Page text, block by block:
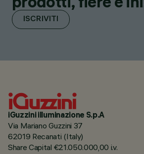
ISCRIVITI
iGuzzini illuminazione S.p.A
Via Mariano Guzzini 37
62019 Recanati (Italy)
Share Capital €21.050.000,00 i.v.